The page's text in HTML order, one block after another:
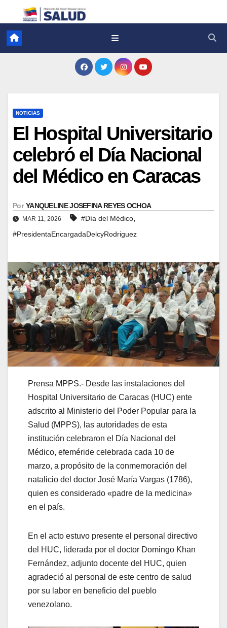
NOTICIAS
El Hospital Universitario
celebró el Día Nacional
del Médico en Caracas
Por YANQUELINE JOSEFINA REYES OCHOA
MAR 11, 2026 #Día del Médico,
#PresidentaEncargadaDelcyRodriguez
Prensa MPPS.- Desde las instalaciones del
Hospital Universitario de Caracas (HUC) ente
adscrito al Ministerio del Poder Popular para la
Salud (MPPS), las autoridades de esta
institución celebraron el Día Nacional del
Médico, efeméride celebrada cada 10 de
marzo, a propósito de la conmemoración del
natalicio del doctor José María Vargas (1786),
quien es considerado «padre de la medicina»
en el país.
En el acto estuvo presente el personal directivo
del HUC, liderada por el doctor Domingo Khan
Fernández, adjunto docente del HUC, quien
agradeció al personal de este centro de salud
por su labor en beneficio del pueblo
venezolano.